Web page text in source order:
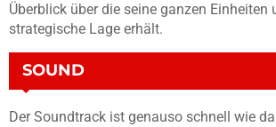
Überblick über die seine ganzen Einheiten
strategische Lage erhält.
SOUND
Der Soundtrack ist genauso schnell wie